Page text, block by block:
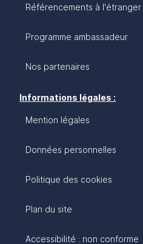
Référencements à l'étranger
Programme ambassadeur
Nos partenaires
Informations légales :
Mention légales
Données personnelles
Politique des cookies
Plan du site
Accessibilité : non conforme